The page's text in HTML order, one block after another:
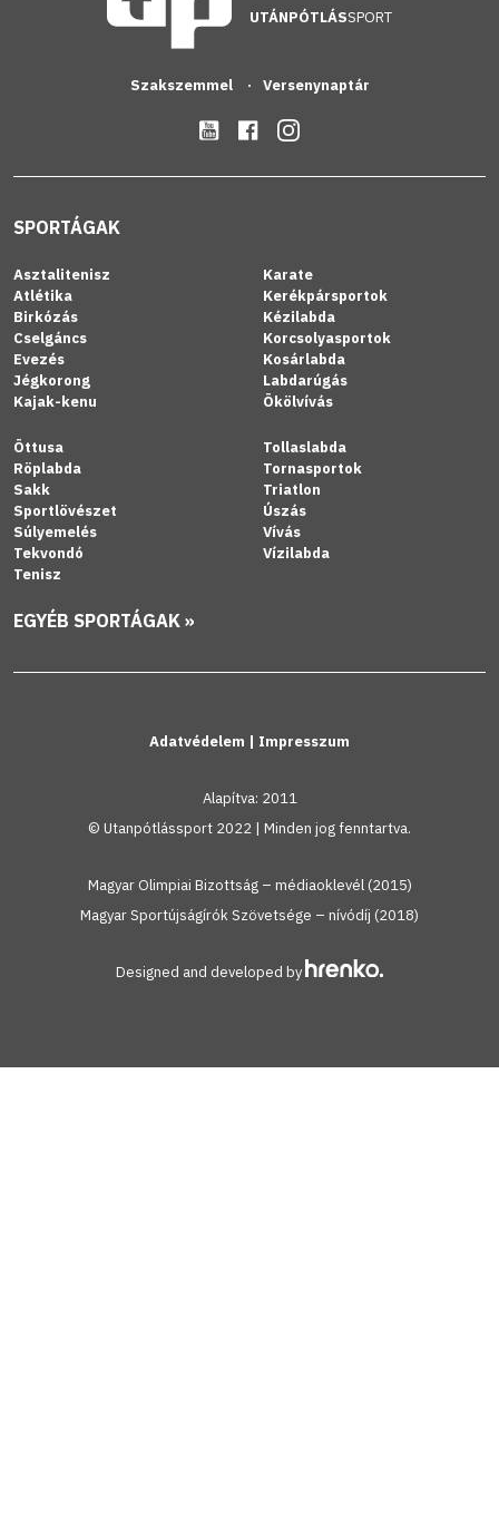
UTÁNPÓTLÁSSPORT
Szakszemmel Versenynaptár
SPORTÁGAK
Asztalitenisz
Atlétika
Birkózás
Cselgáncs
Evezés
Jégkorong
Kajak-kenu
Karate
Kerékpársportok
Kézilabda
Korcsolyasportok
Kosárlabda
Labdarúgás
Ökölvívás
Öttusa
Röplabda
Sakk
Sportlövészet
Súlyemelés
Tekvondó
Tenisz
Tollaslabda
Tornasportok
Triatlon
Úszás
Vívás
Vízilabda
EGYÉB SPORTÁGAK »
Adatvédelem | Impresszum
Alapítva: 2011
© Utanpótlássport 2022 | Minden jog fenntartva.
Magyar Olimpiai Bizottság – médiaoklevél (2015)
Magyar Sportújságírók Szövetsége – nívódíj (2018)
Designed and developed by